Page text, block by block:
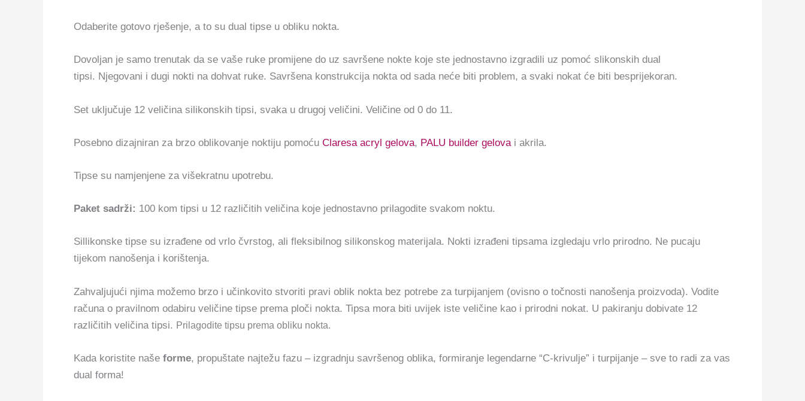
Odaberite gotovo rješenje, a to su dual tipse u obliku nokta.
Dovoljan je samo trenutak da se vaše ruke promijene do uz savršene nokte koje ste jednostavno izgradili uz pomoć slikonskih dual
tipsi. Njegovani i dugi nokti na dohvat ruke. Savršena konstrukcija nokta od sada neće biti problem, a svaki nokat će biti besprijekoran.
Set uključuje 12 veličina silikonskih tipsi, svaka u drugoj veličini. Veličine od 0 do 11.
Posebno dizajniran za brzo oblikovanje noktiju pomoću Claresa acryl gelova, PALU builder gelova i akrila.
Tipse su namjenjene za višekratnu upotrebu.
Paket sadrži: 100 kom tipsi u 12 različitih veličina koje jednostavno prilagodite svakom noktu.
Sillikonske tipse su izrađene od vrlo čvrstog, ali fleksibilnog silikonskog materijala. Nokti izrađeni tipsama izgledaju vrlo prirodno. Ne pucaju
tijekom nanošenja i korištenja.
Zahvaljujući njima možemo brzo i učinkovito stvoriti pravi oblik nokta bez potrebe za turpijanjem (ovisno o točnosti nanošenja proizvoda). Vodite
računa o pravilnom odabiru veličine tipse prema ploči nokta. Tipsa mora biti uvijek iste veličine kao i prirodni nokat. U pakiranju dobivate 12
različitih veličina tipsi. Prilagodite tipsu prema obliku nokta.
Kada koristite naše forme, propuštate najtežu fazu – izgradnju savršenog oblika, formiranje legendarne “C-krivulje” i turpijanje – sve to radi za vas
dual forma!